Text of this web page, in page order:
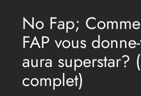
No Fap;
FAP vous
aura superstar?
complet)